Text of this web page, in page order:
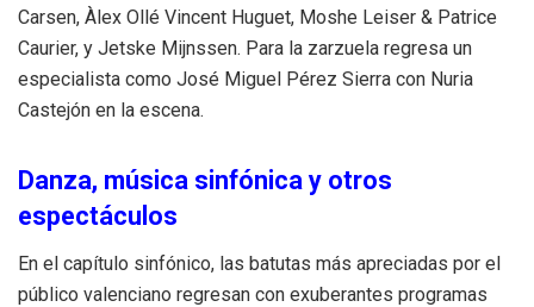
Carsen, Àlex Ollé Vincent Huguet, Moshe Leiser & Patrice
Caurier, y Jetske Mijnssen. Para la zarzuela regresa un
especialista como José Miguel Pérez Sierra con Nuria
Castejón en la escena.
Danza, música sinfónica y otros
espectáculos
En el capítulo sinfónico, las batutas más apreciadas por el
público valenciano regresan con exuberantes programas